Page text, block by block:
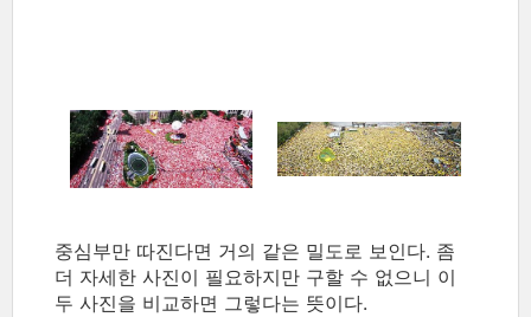
중심부만 따진다면 거의 같은 밀도로 보인다. 좀
더 자세한 사진이 필요하지만 구할 수 없으니 이
두 사진을 비교하면 그렇다는 뜻이다.